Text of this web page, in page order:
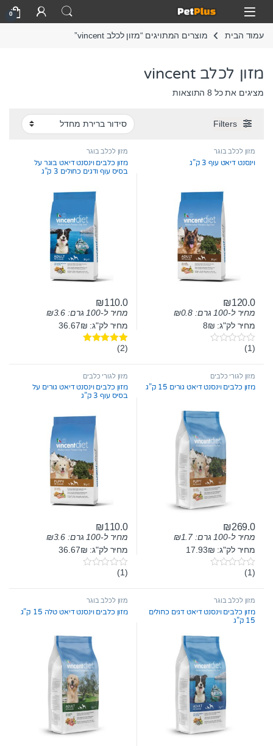
Skip to navigation
Skip to content
Open
0
עמוד הבית מוצרים המתויגים “מזון לכלב vincent”
מזון לכלב vincent
מציגים את כל ⁦8⁩ התוצאות
Filters
מזון לכלב בוגר
וינסנט דיאט עוף 3 ק”ג
₪120.0
מחיר ל-100 גרם: ₪0.8
מחיר לק"ג: 8₪
0
t
o
f
(1)
מזון לכלב בוגר
מזון כלבים וינסנט דיאט בוגר על
בסיס עוף ודגים כחולים 3 ק”ג
₪110.0
מחיר ל-100 גרם: ₪3.6
מחיר לק"ג: 36.67₪
דורג(2)
מזון לגורי כלבים
מזון כלבים וינסנט דיאט גורים 15 ק”ג
₪269.0
מחיר ל-100 גרם: ₪1.7
מחיר לק"ג: 17.93₪
0
t
o
f
5
(1)
מזון לגורי כלבים
מזון כלבים וינסנט דיאט גורים על
בסיס עוף 3 ק”ג
₪110.0
מחיר ל-100 גרם: ₪3.6
מחיר לק"ג: 36.67₪
0
t
o
f
(1)
מזון לכלב בוגר
מזון כלבים וינסנט דיאט דגים כחולים
15 ק”ג
מזון לכלב בוגר
מזון כלבים וינסנט דיאט טלה 15 ק”ג